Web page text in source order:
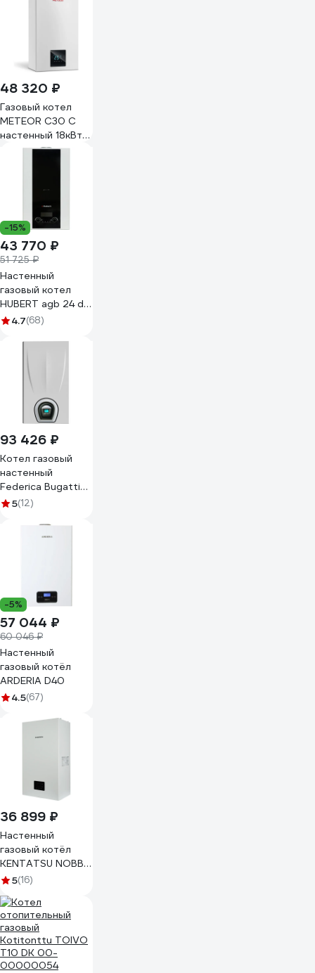
48 320 ₽
Газовый котел
METEOR С30 С
настенный 18кВт
10680202003
-15%
43 770 ₽
51 725 ₽
Настенный
газовый котел
HUBERT agb 24 dl
1925133
4.7(68)
93 426 ₽
Котел газовый
настенный
Federica Bugatti
32 VARME 2-х
2049591 G32F1
5(12)
-5%
57 044 ₽
60 046 ₽
Настенный
газовый котёл
ARDERIA D40
4.5(67)
36 899 ₽
Настенный
газовый котёл
KENTATSU NOBBY
BASE (E)/(T) 24-
5(16)